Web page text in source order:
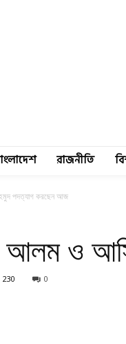
রাজনীতি
পদত্যাগ করছেন আজ
আলম ও
230 0